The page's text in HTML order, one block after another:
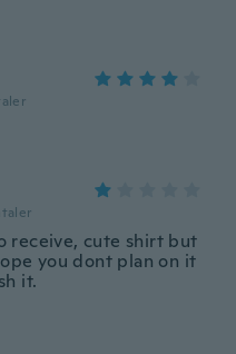
receive, cute shirt but
you dont plan on it
it.